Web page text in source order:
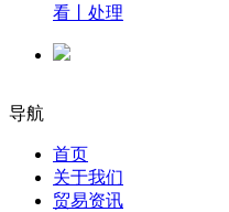
看丨处理
导航
首页
关于我们
贸易资讯